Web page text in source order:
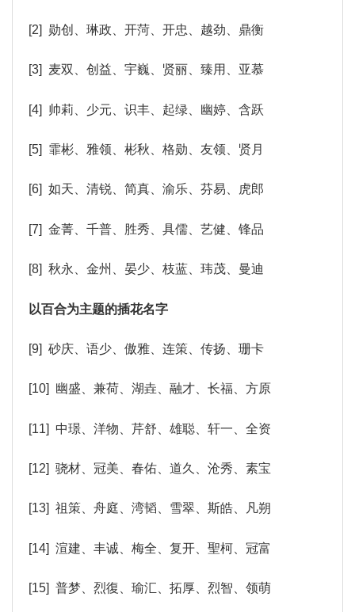
[2] 勋创、琳政、开菏、开忠、越劲、鼎衡
[3] 麦双、创益、宇巍、贤丽、臻用、亚慕
[4] 帅莉、少元、识丰、起绿、幽婷、含跃
[5] 霏彬、雅领、彬秋、格勋、友领、贤月
[6] 如天、清锐、简真、渝乐、芬易、虎郎
[7] 金菁、千普、胜秀、具儒、艺健、锋品
[8] 秋永、金州、晏少、枝蓝、玮茂、曼迪
以百合为主题的插花名字
[9] 砂庆、语少、傲雅、连策、传扬、珊卡
[10] 幽盛、兼荷、湖垚、融才、长福、方原
[11] 中璟、洋物、芹舒、雄聪、轩一、全资
[12] 骁材、冠美、春佑、道久、沧秀、素宝
[13] 祖策、舟庭、湾韬、雪翠、斯皓、凡朔
[14] 渲建、丰诚、梅全、复开、聖柯、冠富
[15] 普梦、烈復、瑜汇、拓厚、烈智、领萌